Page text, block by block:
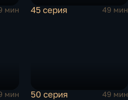
мин 45 серия 49 мин
мин 50 серия 49 мин